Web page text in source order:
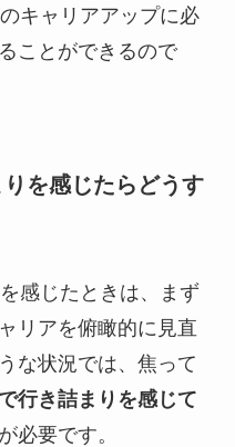
キャリアアップに必
ことができるので
を感じたらどうす
感じたときは、まず
リアを俯瞰的に見直
な状況では、焦って
行き詰まりを感じて
必要です。